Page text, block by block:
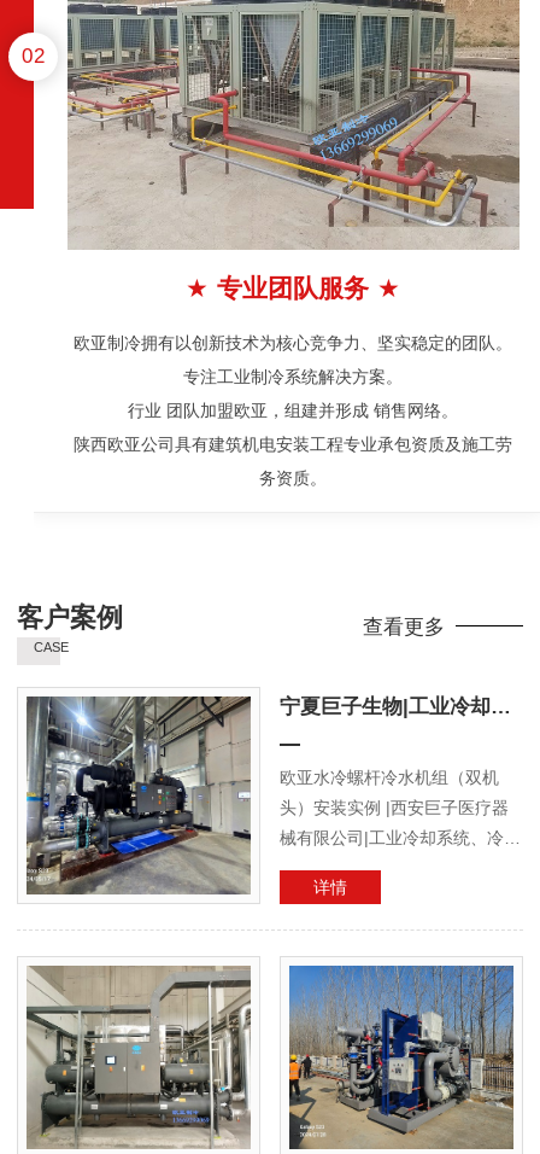
争力、坚实稳定的团队。
并形成 销售网络。
程专业承包资质及施工劳
专注工业冷水机，工业冷却系
源热泵机组，冷库工程，食品
在制冷系统的筹建设计、施工
3
客户案例
CASE
查看更多
宁夏巨子生物|工业冷却系统|冷冻系统机房项目
欧亚水冷螺杆冷水机组（双机
头）安装实例 |西安巨子医疗器
械有限公司|工业冷却系统、冷冻
系统机房项目西安巨子生物制冷
机房设备安装实拍冷却水泵、冷
冻水泵欧亚制冷陕西分公司技术
负责人王海龙对巨子生物厂方人
员进行使用操作培训水冷螺杆冷
水机组调试运行工艺冷却水、循
环水系统自动控制柜屋面冷却塔
陕西欧亚乐金制冷工程有限公司
集工业冷水...
详情